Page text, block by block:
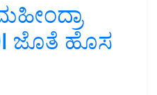
ಜೊತೆ ಹೊಸ